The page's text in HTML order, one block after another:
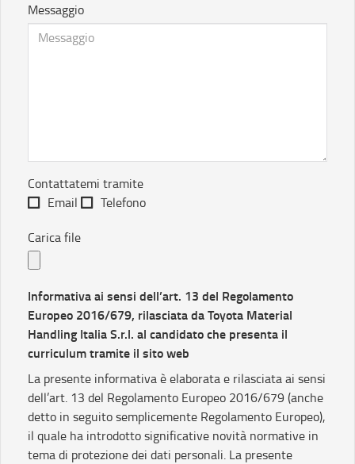
Messaggio
Contattatemi tramite
Email
Telefono
Carica file
Informativa ai sensi dell’art. 13 del Regolamento
Europeo 2016/679, rilasciata da Toyota Material
Handling Italia S.r.l. al candidato che presenta il
curriculum tramite il sito web
La presente informativa è elaborata e rilasciata ai sensi
dell’art. 13 del Regolamento Europeo 2016/679 (anche
detto in seguito semplicemente Regolamento Europeo),
il quale ha introdotto significative novità normative in
tema di protezione dei dati personali. La presente